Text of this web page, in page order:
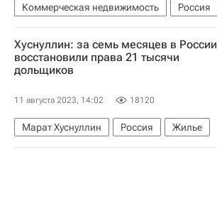
Коммерческая недвижимость
Россия
Александр Мамут
ТРАСТ
Москва
Девятый арбитражный апелляционный суд
Хуснуллин: за семь месяцев в России
восстановили права 21 тысячи
дольщиков
11 августа 2023, 14:02 18120
Марат Хуснуллин Россия
Жилье
Строительство